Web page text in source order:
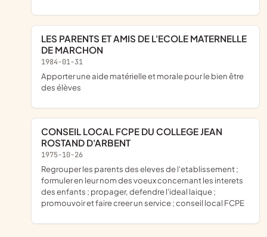
LES PARENTS ET AMIS DE L'ECOLE MATERNELLE
DE MARCHON
1984-01-31
apporter une aide matérielle et morale pour le bien être
des élèves
CONSEIL LOCAL FCPE DU COLLEGE JEAN
ROSTAND D'ARBENT
1975-10-26
regrouper les parents des eleves de l'etablissement ;
formuler en leur nom des voeux concernant les interets
des enfants ; propager, defendre l'ideal laique ;
promouvoir et faire creer un service ; conseil local FCPE